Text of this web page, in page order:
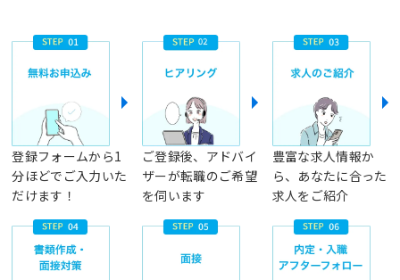
登録フォームから1
分ほどでご入力いた
だけます！
ご登録後、アドバイ
ザーが転職のご希望
を伺います
豊富な求人情報か
ら、あなたに合った
求人をご紹介